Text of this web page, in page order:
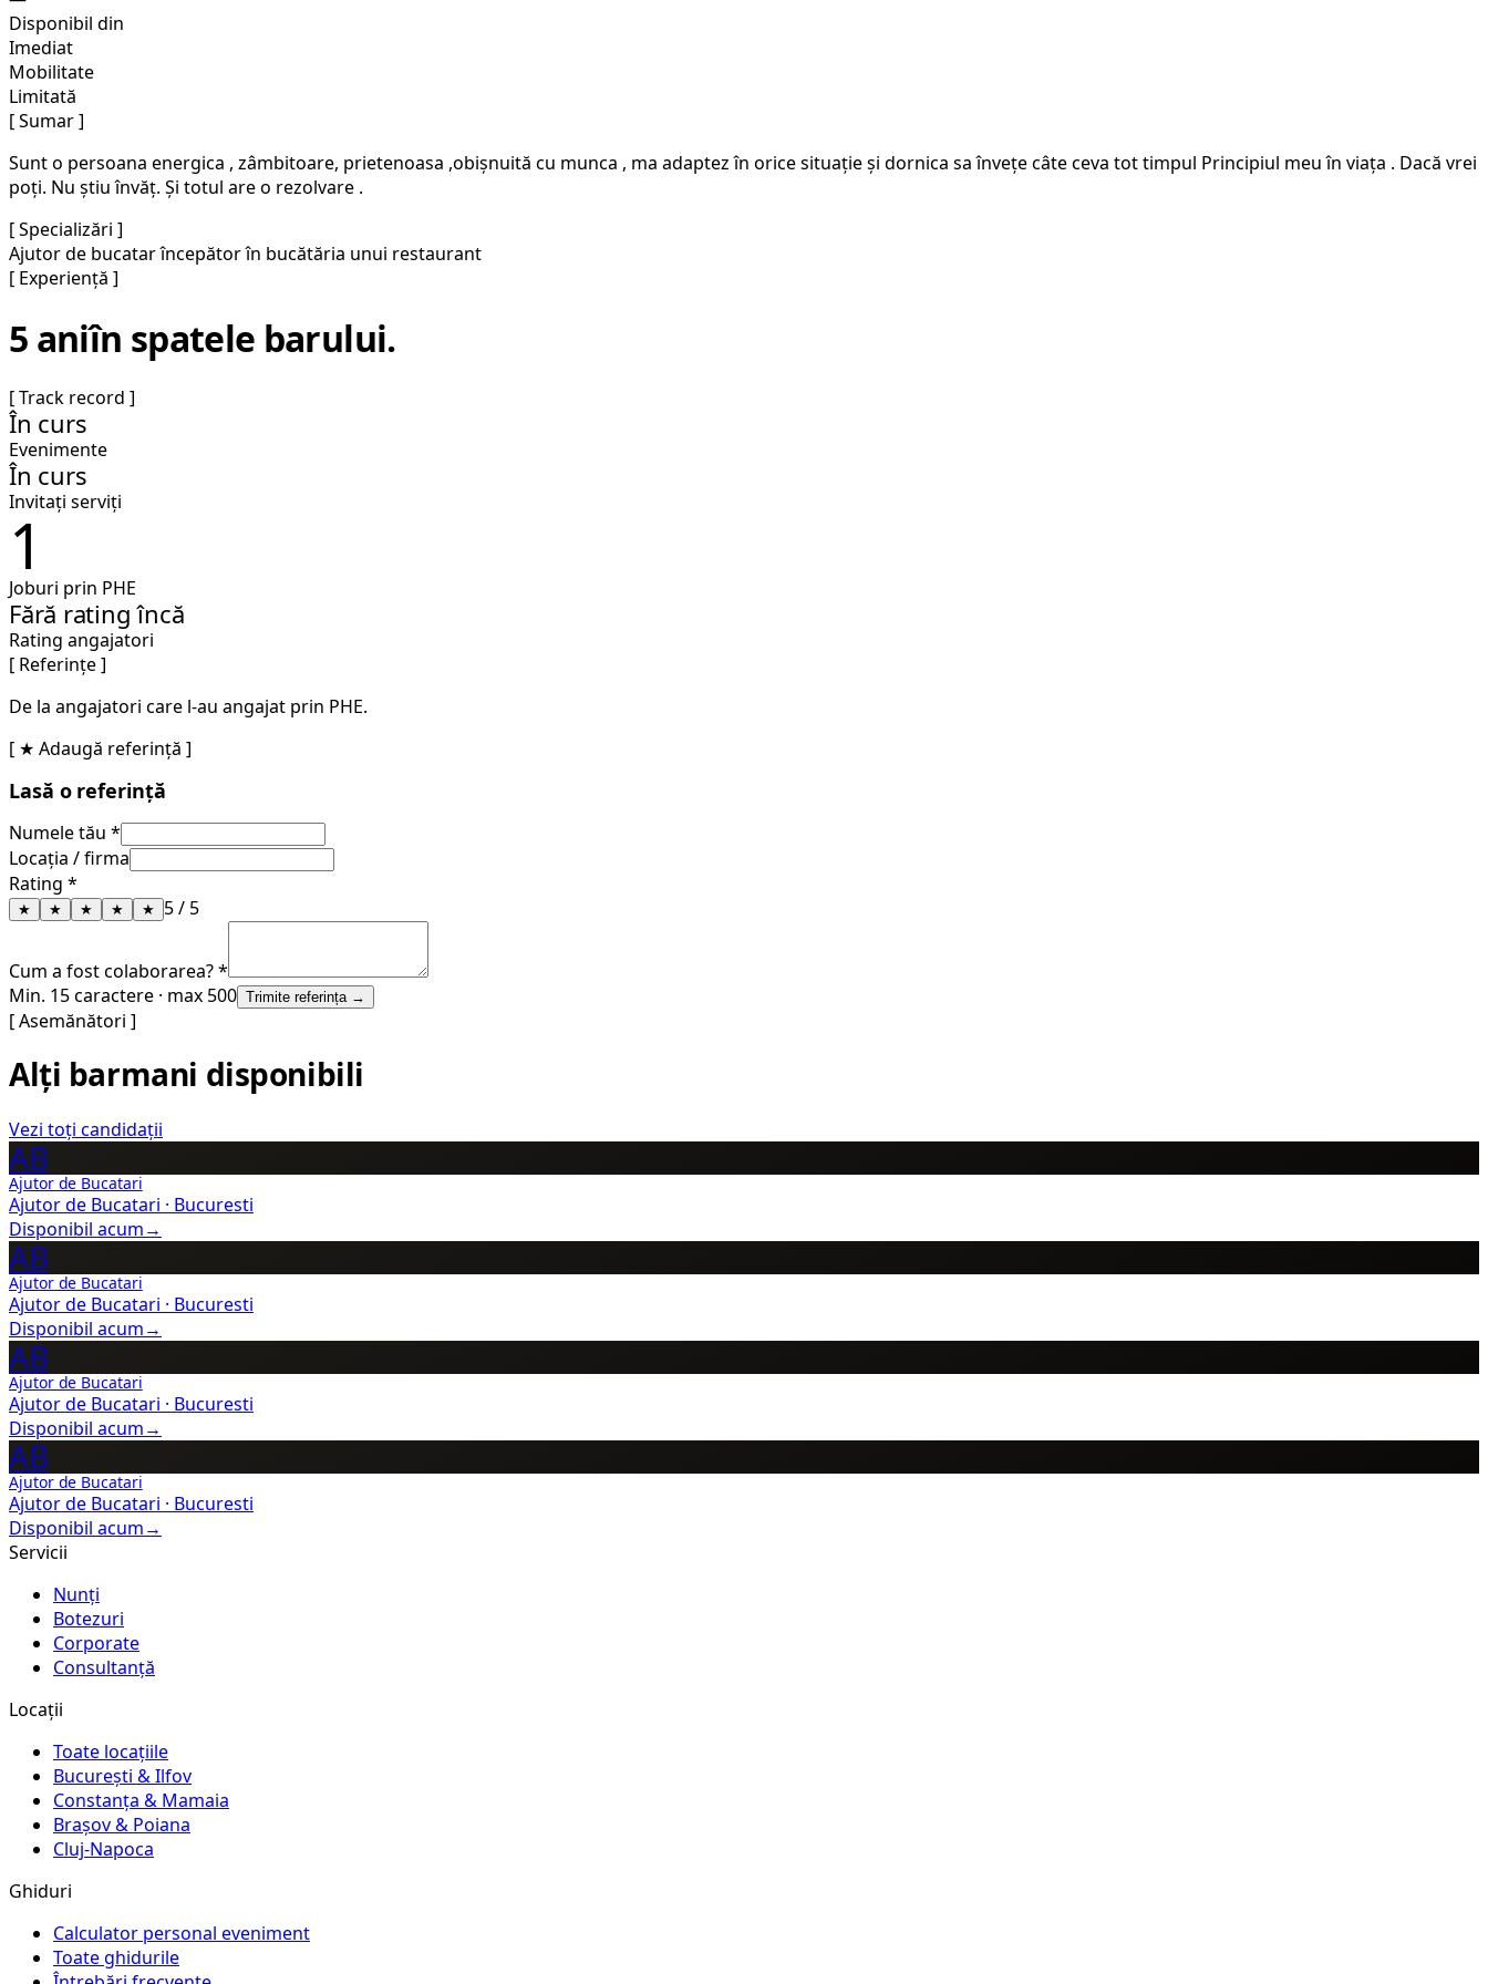
Disponibil din
Imediat
Mobilitate
Limitată
[ Sumar ]
Sunt o persoana energica , zâmbitoare, prietenoasa ,obișnuită cu munca , ma adaptez în orice situație și dornica sa învețe câte ceva tot timpul Principiul meu în viața . Dacă vrei
poți. Nu știu învăț. Și totul are o rezolvare .
[ Specializări ]
Ajutor de bucatar începător în bucătăria unui restaurant
[ Experiență ]
5 aniîn spatele barului.
[ Track record ]
În curs
Evenimente
În curs
Invitați serviți
1
Joburi prin PHE
Fără rating încă
Rating angajatori
[ Referințe ]
De la angajatori care l-au angajat prin PHE.
[ ★ Adaugă referință ]
Lasă o referință
Numele tău *
Locația / firma
Rating *
★ ★ ★ ★ ★ 5/ 5
Cum a fost colaborarea? *
Min. 15 caractere · max 500 Trimite referința →
[ Asemănători ]
Alți barmani disponibili
Vezi toți candidații
AB
Ajutor de Bucatari
Ajutor de Bucatari · Bucuresti
Disponibil acum→
AB
Ajutor de Bucatari
Ajutor de Bucatari · Bucuresti
Disponibil acum→
AB
Ajutor de Bucatari
Ajutor de Bucatari · Bucuresti
Disponibil acum→
AB
Ajutor de Bucatari
Ajutor de Bucatari · Bucuresti
Disponibil acum→
Servicii
Nunți
Botezuri
Corporate
Consultanță
Locații
Toate locațiile
București & Ilfov
Constanța & Mamaia
Brașov & Poiana
Cluj-Napoca
Ghiduri
Calculator personal eveniment
Toate ghidurile